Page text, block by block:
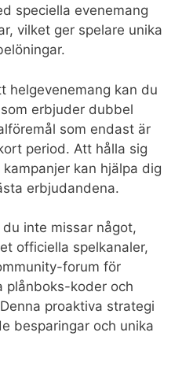
speciella evenemang
vilket ger spelare unika
helgevenemang kan du
erbjuder dubbel
som endast är
period. Att hålla sig
kan hjälpa dig
erbjudandena.
inte missar något,
officiella spelkanaler,
forum för
plånboks-koder och
proaktiva strategi
besparingar och unika